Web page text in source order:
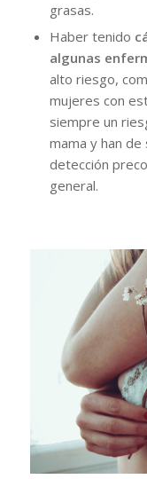
grasas.
Haber tenido
algunas
alto riesgo,
mujeres con
siempre un
mama y han
detección
general.